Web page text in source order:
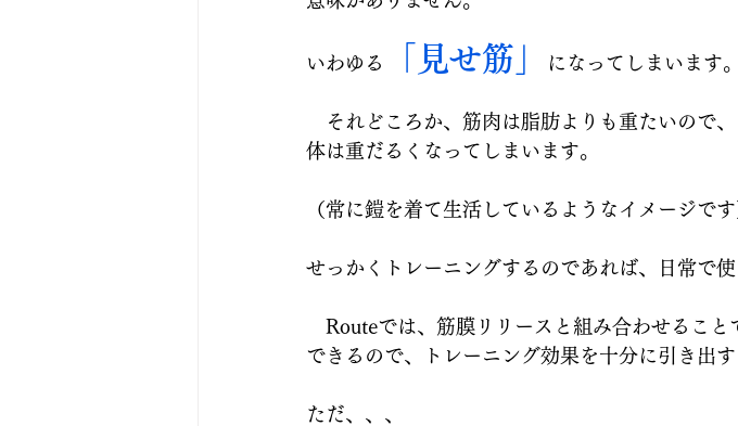
いわゆる 「見せ筋 になってしまいます。
それどころか、筋肉は脂肪よりも重たいので
体は重だるくなってしまいます。
（常に鎧を着て生活しているようなイメージです
せっかくトレーニングするのであれば、日常で
Routeでは、筋膜リリースと組み合わせること
できるので、トレーニング効果を十分に引き出す
ただ、、、